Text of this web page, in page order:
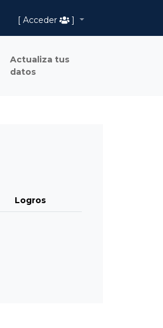
[ Acceder
]
Actualiza tus
datos
Logros